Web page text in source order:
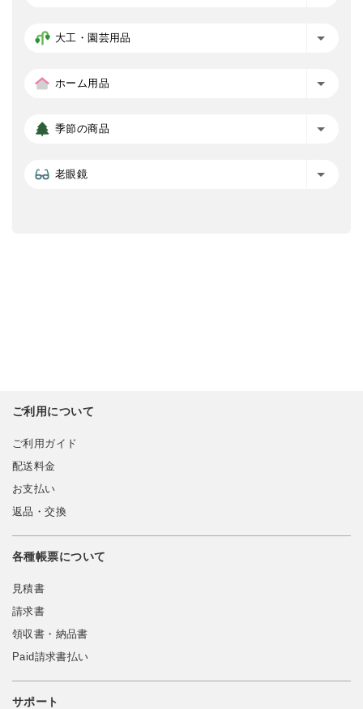
大工・園芸用品
ホーム用品
季節の商品
老眼鏡
ご利用について
ご利用ガイド
配送料金
お支払い
返品・交換
各種帳票について
見積書
請求書
領収書・納品書
Paid請求書払い
サポート